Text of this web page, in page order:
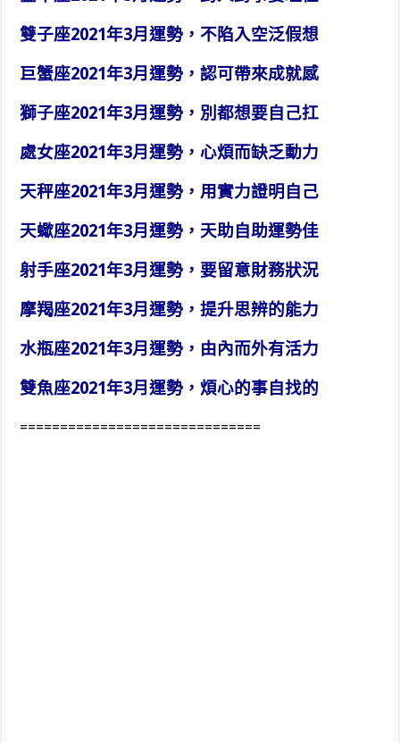
雙子座2021年3月運勢，不陷入空泛假想
巨蟹座2021年3月運勢，認可帶來成就感
獅子座2021年3月運勢，別都想要自己扛
處女座2021年3月運勢，心煩而缺乏動力
天秤座2021年3月運勢，用實力證明自己
天蠍座2021年3月運勢，天助自助運勢佳
射手座2021年3月運勢，要留意財務狀況
摩羯座2021年3月運勢，提升思辨的能力
水瓶座2021年3月運勢，由內而外有活力
雙魚座2021年3月運勢，煩心的事自找的
==============================